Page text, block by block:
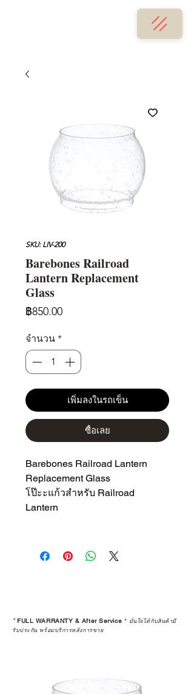
SKU: LIV-200
Barebones Railroad
Lantern Replacement
Glass
฿850.00ราคา
จำนวน *
เพิ่มลงในรถเข็น
ซื้อเลย
Barebones Railroad Lantern
Replacement Glass
โป๊ะะแก้วสำหรับ Railroad
Lantern
*FULL WARRANTY & After Service * มั่นใจได้กับสินค้ามี
รับประกัน พร้อมบริการหลังการขาย